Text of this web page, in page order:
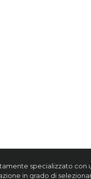
specializzato con
in grado di